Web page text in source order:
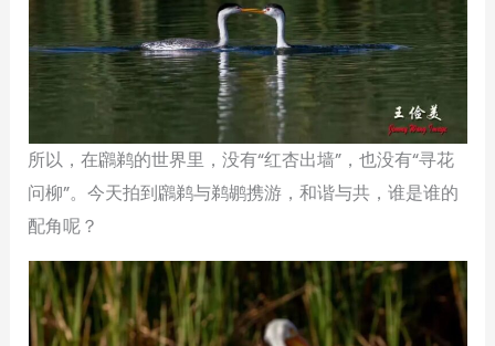
所以，在鸊鹈的世界里，没有“红杏出墙”，也没有“寻花
问柳”。今天拍到鸊鹈与鹈鹕携游，和谐与共，谁是谁的
配角呢？